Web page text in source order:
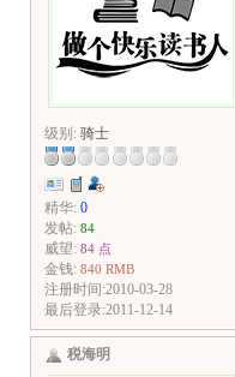
级别: 骑士
精华: 0
发帖: 84
威望: 84 点
金钱: 840 RMB
注册时间:2010-03-28
最后登录:2011-12-14
税海明